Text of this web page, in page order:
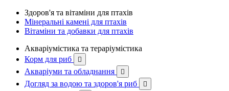
Здоров'я та вітаміни для птахів
Мінеральні камені для птахів
Вітаміни та добавки для птахів
Акваріумістика та тераріумістика
Корм для риб

Акваріуми та обладнання 
Догляд за водою та здоров'я риб 